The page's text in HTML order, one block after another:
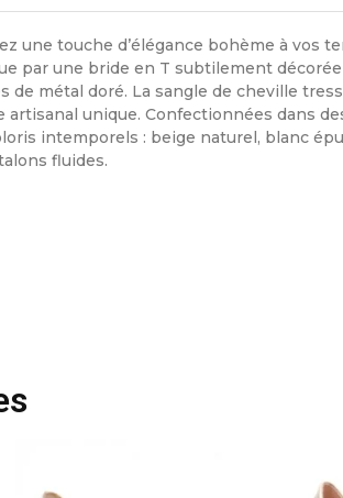
une touche d’élégance bohème à vos
par une bride en T subtilement
de métal doré. La sangle de cheville
artisanal unique. Confectionnées dans
intemporels : beige naturel, blanc
fluides.